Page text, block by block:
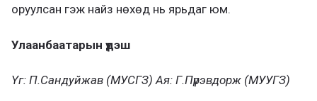
оруулсан гэж найз нөхөд нь ярьдаг юм.
Улаанбаатарын үдэш
Үг: П.Сандуйжав (МУСГЗ) Ая: Г.Пүрэвдорж (МУУГЗ)